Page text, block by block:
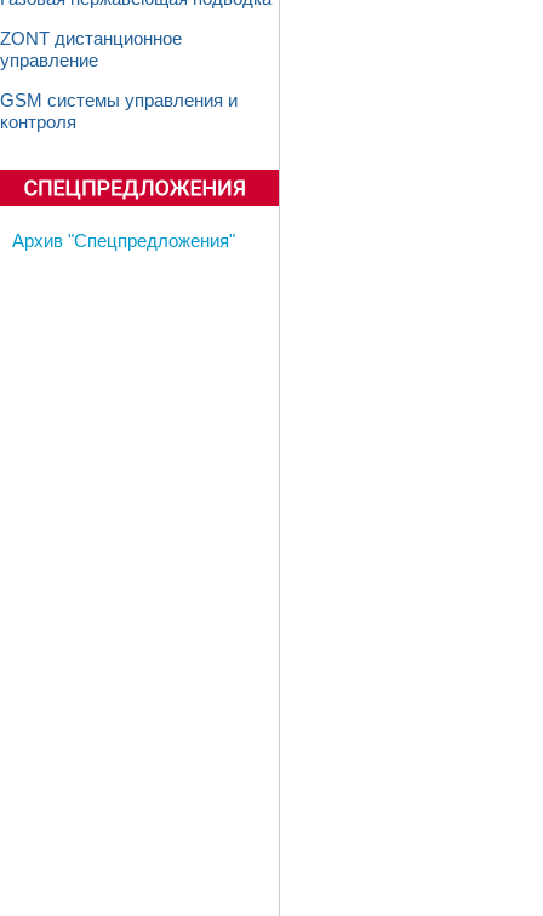
ZONT дистанционное
управление
GSM системы управления и
контроля
Архив "Спецпредложения"